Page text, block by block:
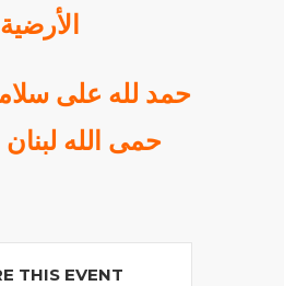
الأرضية
حمد لله على
حمى الله
THIS EVENT